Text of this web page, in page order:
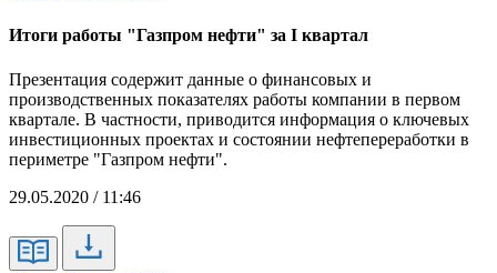
Итоги работы "Газпром нефти" за I квартал
Презентация содержит данные о финансовых и
производственных показателях работы компании в первом
квартале. В частности, приводится информация о ключевых
инвестиционных проектах и состоянии нефтепереработки в
периметре "Газпром нефти".
29.05.2020 / 11:46